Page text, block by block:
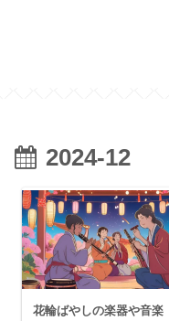
2024-12
花輪ばやしの楽器や音楽